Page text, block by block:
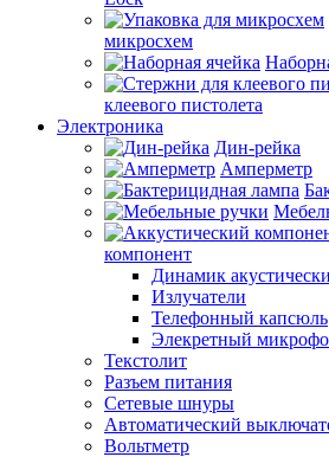
микросхем
клеевого пистолета
Электроника
Дин-рейка
Амперметр
компонент
Динамик
Излучатели
Телефонный капсюль
Элекретный
Текстолит
Разъем питания
Сетевые шнуры
Автоматический
Вольтметр